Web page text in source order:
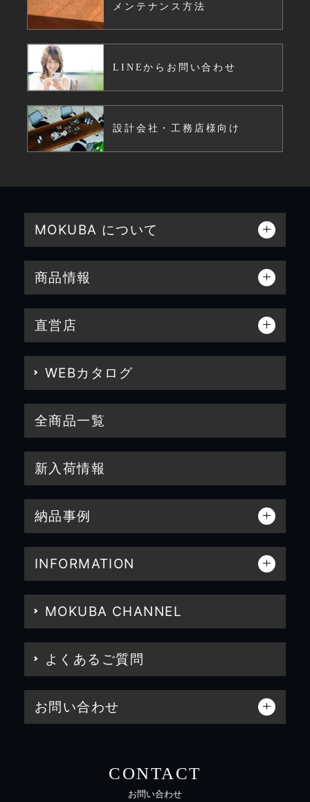
全商品一覧
新入荷情報
納品事例
MOKUBA CHANNEL
よくあるご質問
お問い合わせ
メンテナンス方法
LINEからお問い合わせ
設計会社・工務店様向け
MOKUBA について
商品情報
直営店
WEBカタログ
全商品一覧
新入荷情報
納品事例
INFORMATION
MOKUBA CHANNEL
よくあるご質問
お問い合わせ
CONTACT
お問い合わせ